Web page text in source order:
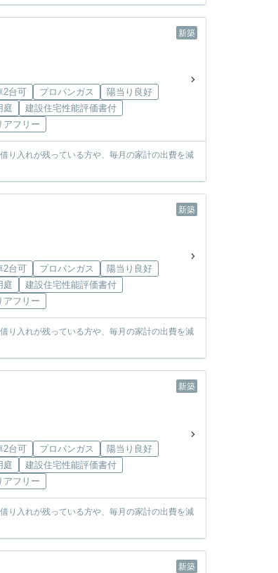
新築
2台可 プロパンガス
陽当り良好
庭
建設住宅性能評価書付
アフリー
り入れが残っている方や、毎月の家計の出費を減
新築
2台可 プロパンガス
陽当り良好
庭
建設住宅性能評価書付
アフリー
り入れが残っている方や、毎月の家計の出費を減
新築
2台可 プロパンガス
陽当り良好
庭
建設住宅性能評価書付
アフリー
り入れが残っている方や、毎月の家計の出費を減
新築